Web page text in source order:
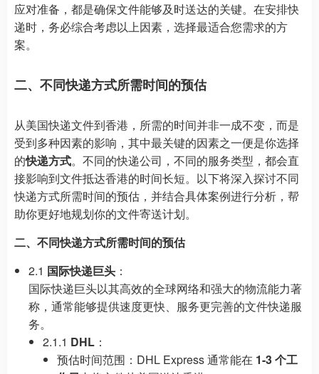
应对准备，都是确保文件能够及时送达的关键。在安排快
递时，务必综合考虑以上因素，选择最适合您需求的方
案。
二、不同快递方式所需时间的预估
从美国快递文件到香港，所需的时间并非一成不变，而是
受到多种因素的影响，其中最关键的因素之一便是你选择
的快递方式。不同的快递公司，不同的服务类型，都会直
接影响到文件抵达香港的时间长短。以下将深入探讨不同
快递方式所需时间的预估，并结合具体案例进行分析，帮
助你更好地规划你的文件寄送计划。
二、不同快递方式所需时间的预估
2.1 国际快递巨头 ：
国际快递巨头以其高效的全球网络和强大的物流能力著
称，通常能够提供速度更快、服务更完善的文件快递服
务。
2.1.1 DHL ：
预估时间范围：DHL Express 通常能在 1-3 个工